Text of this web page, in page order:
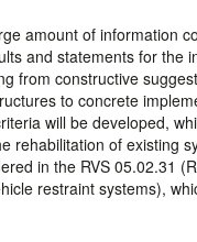
amount of information
and statements for the
from constructive
to concrete
will be developed,
rehabilitation of existing
in the RVS 05.02.31
restraint systems),